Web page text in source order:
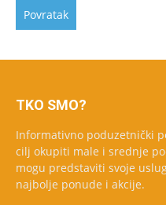
TKO SMO?
Informativno poduzetnički
cilj okupiti male i srednje
mogu predstaviti svoje
najbolje ponude i akcije.